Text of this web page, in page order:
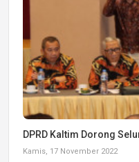
DPRD Kaltim Dorong
Kamis, 17 November 2022